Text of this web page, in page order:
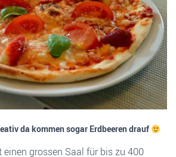
da kommen sogar Erdbeeren drauf
einen grossen Saal für bis zu 400